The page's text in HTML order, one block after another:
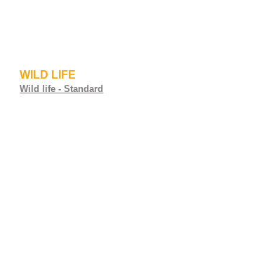
WILD LIFE
Wild life - Standard